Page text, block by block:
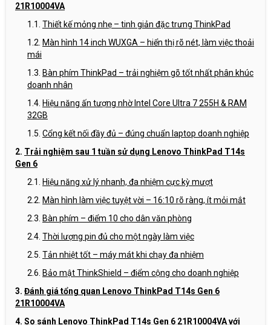
21R10004VA
Thiết kế mỏng nhẹ – tinh giản đặc trưng ThinkPad
Màn hình 14 inch WUXGA – hiển thị rõ nét, làm việc thoải
mái
Bàn phím ThinkPad – trải nghiệm gõ tốt nhất phân khúc
doanh nhân
Hiệu năng ấn tượng nhờ Intel Core Ultra 7 255H & RAM
32GB
Cổng kết nối đầy đủ – đúng chuẩn laptop doanh nghiệp
Trải nghiệm sau 1 tuần sử dụng Lenovo ThinkPad T14s
Gen 6
Hiệu năng xử lý nhanh, đa nhiệm cực kỳ mượt
Màn hình làm việc tuyệt vời – 16:10 rõ ràng, ít mỏi mắt
Bàn phím – điểm 10 cho dân văn phòng
Thời lượng pin đủ cho một ngày làm việc
Tản nhiệt tốt – máy mát khi chạy đa nhiệm
Bảo mật ThinkShield – điểm cộng cho doanh nghiệp
Đánh giá tổng quan Lenovo ThinkPad T14s Gen 6
21R10004VA
So sánh Lenovo ThinkPad T14s Gen 6 21R10004VA với